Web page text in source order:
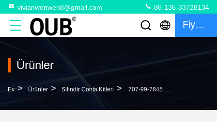
vivianwenwen8@gmail.com 86-135-33728134
Fiyat Teklifi
Ürünler
Ev > Ürünler > Silindir Conta Kitleri > 707-99-78450 7079978450 PC2000-8 Hizmet KİTİ